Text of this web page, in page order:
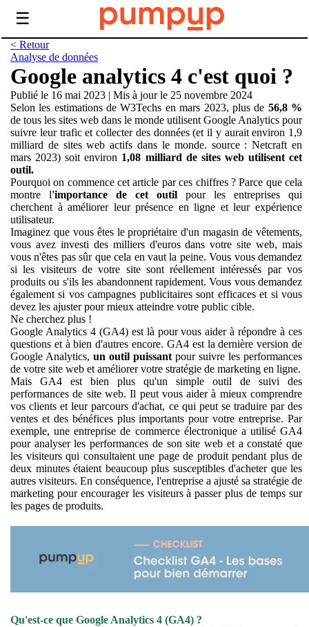
☰
< Retour
Analyse de données
Google analytics 4 c'est quoi ?
Publié le 16 mai 2023 | Mis à jour le 25 novembre 2024
Selon les estimations de W3Techs en mars 2023, plus de 56,8 %
de tous les sites web dans le monde utilisent Google Analytics pour
suivre leur trafic et collecter des données (et il y aurait environ 1,9
milliard de sites web actifs dans le monde. source : Netcraft en
mars 2023) soit environ 1,08 milliard de sites web utilisent cet
outil.
Pourquoi on commence cet article par ces chiffres ? Parce que cela
montre l'importance de cet outil pour les entreprises qui
cherchent à améliorer leur présence en ligne et leur expérience
utilisateur.
Imaginez que vous êtes le propriétaire d'un magasin de vêtements,
vous avez investi des milliers d'euros dans votre site web, mais
vous n'êtes pas sûr que cela en vaut la peine. Vous vous demandez
si les visiteurs de votre site sont réellement intéressés par vos
produits ou s'ils les abandonnent rapidement. Vous vous demandez
également si vos campagnes publicitaires sont efficaces et si vous
devez les ajuster pour mieux atteindre votre public cible.
Ne cherchez plus !
Google Analytics 4 (GA4) est là pour vous aider à répondre à ces
questions et à bien d'autres encore. GA4 est la dernière version de
Google Analytics, un outil puissant pour suivre les performances
de votre site web et améliorer votre stratégie de marketing en ligne.
Mais GA4 est bien plus qu'un simple outil de suivi des
performances de site web. Il peut vous aider à mieux comprendre
vos clients et leur parcours d'achat, ce qui peut se traduire par des
ventes et des bénéfices plus importants pour votre entreprise. Par
exemple, une entreprise de commerce électronique a utilisé GA4
pour analyser les performances de son site web et a constaté que
les visiteurs qui consultaient une page de produit pendant plus de
deux minutes étaient beaucoup plus susceptibles d'acheter que les
autres visiteurs. En conséquence, l'entreprise a ajusté sa stratégie de
marketing pour encourager les visiteurs à passer plus de temps sur
les pages de produits.
Qu'est-ce que Google Analytics 4 (GA4) ?